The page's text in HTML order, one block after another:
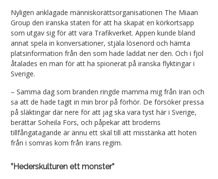
Nyligen anklagade människorättsorganisationen The Miaan
Group den iranska staten för att ha skapat en körkortsapp
som utgav sig för att vara Trafikverket. Appen kunde bland
annat spela in konversationer, stjäla lösenord och hämta
platsinformation från den som hade laddat ner den. Och i fjol
åtalades en man för att ha spionerat på iranska flyktingar i
Sverige.
– Samma dag som branden ringde mamma mig från Iran och
sa att de hade tagit in min bror på förhör. De försöker pressa
på släktingar där nere för att jag ska vara tyst här i Sverige,
berättar Soheila Fors, och påpekar att broderns
tillfångatagande är ännu ett skäl till att misstänka att hoten
från i somras kom från Irans regim.
”Hederskulturen ett monster”